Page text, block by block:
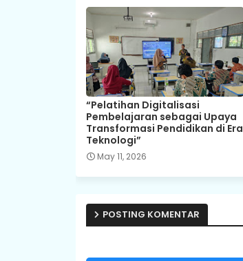
“Pelatihan Digitalisasi
Pembelajaran sebagai Upaya
Transformasi Pendidikan di Era
Teknologi”
May 11, 2026
POSTING KOMENTAR